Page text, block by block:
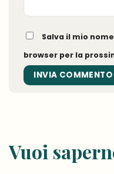
Salva il mio
browser per la
Vuoi